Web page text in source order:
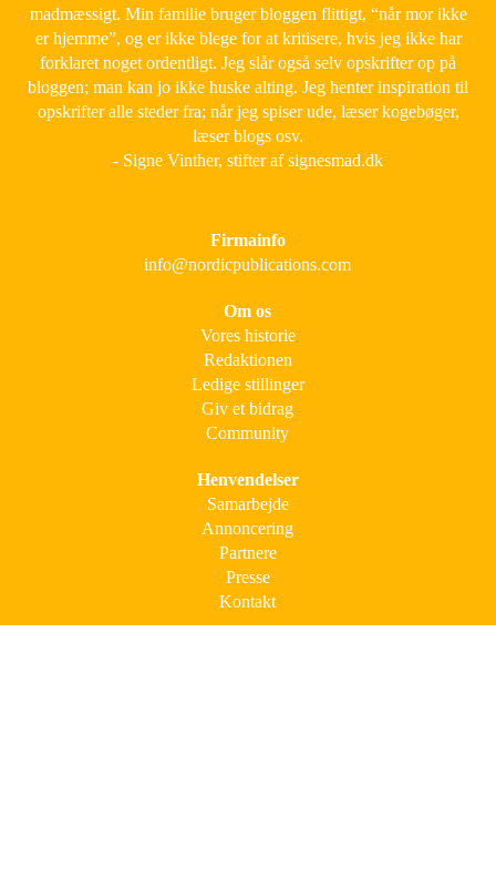
madmæssigt. Min familie bruger bloggen flittigt, “når mor ikke
er hjemme”, og er ikke blege for at kritisere, hvis jeg ikke har
forklaret noget ordentligt. Jeg slår også selv opskrifter op på
bloggen; man kan jo ikke huske alting. Jeg henter inspiration til
opskrifter alle steder fra; når jeg spiser ude, læser kogebøger,
læser blogs osv.
- Signe Vinther, stifter af signesmad.dk
Firmainfo
info@nordicpublications.com
Om os
Vores historie
Redaktionen
Ledige stillinger
Giv et bidrag
Community
Henvendelser
Samarbejde
Annoncering
Partnere
Presse
Kontakt